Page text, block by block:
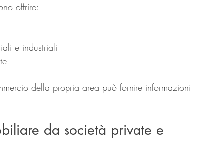
offrire:
e industriali
della propria area può fornire informazioni
da società private e